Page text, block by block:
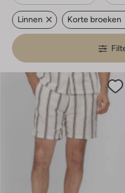
Linnen Korte broeken